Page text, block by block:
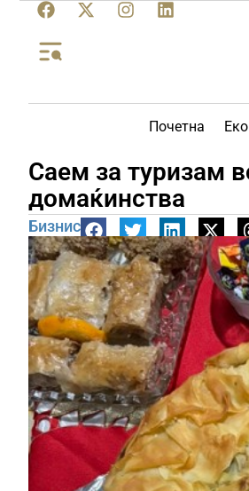
Почетна
Саем за туризам
домаќинства
Бизнис